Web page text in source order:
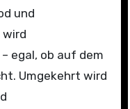
und
wird
egal, ob auf dem
Umgekehrt wird